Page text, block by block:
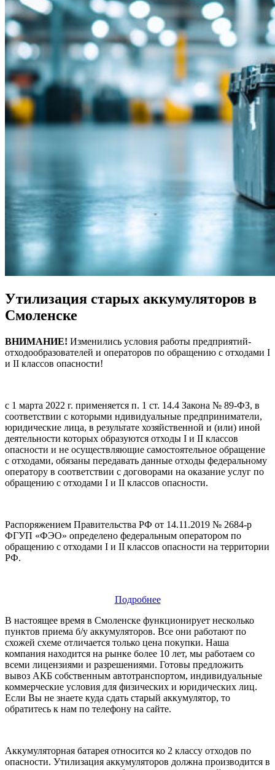
Утилизация старых аккумуляторов в
Смоленске
ВНИМАНИЕ! Изменились условия работы предприятий-
отходообразователей и операторов по обращению с отходами I
и II классов опасности!
с 1 марта 2022 г. применяется п. 1 ст. 14.4 Закона № 89-ФЗ, в
соответствии с которыми ндивидуальные предприниматели,
юридические лица, в результате хозяйственной и (или) иной
деятельности которых образуются отходы I и II классов
опасности и не осуществляющие самостоятельное обращение
с отходами, обязаны передавать данные отходы федеральному
оператору в соответствии с договорами на оказание услуг по
обращению с отходами I и II классов опасности.
Распоряжением Правительства РФ от 14.11.2019 № 2684-р
ФГУП «ФЭО» определено федеральным оператором по
обращению с отходами I и II классов опасности на территории
РФ.
Подробнее
В настоящее время в Смоленске функционирует несколько
пунктов приема б/у аккумуляторов. Все они работают по
схожей схеме отличается только цена покупки. Наша
компания находится на рынке более 10 лет, мы работаем со
всеми лицензиями и разрешениями. Готовы предложить
вывоз АКБ собственным автотранспортом, индивидуальные
коммерческие условия для физических и юридических лиц.
Если Вы не знаете куда сдать старый аккумулятор, то
обратитесь к нам по телефону на сайте.
Аккумуляторная батарея относится ко 2 классу отходов по
опасности. Утилизация аккумуляторов должна производится в